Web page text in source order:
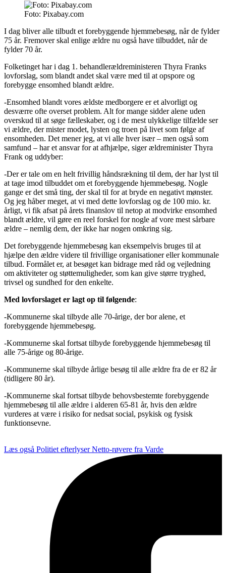
Foto: Pixabay.com
I dag bliver alle tilbudt et forebyggende hjemmebesøg, når de fylder
75 år. Fremover skal enlige ældre nu også have tilbuddet, når de
fylder 70 år.
Folketinget har i dag 1. behandlerældreministeren Thyra Franks
lovforslag, som blandt andet skal være med til at opspore og
forebygge ensomhed blandt ældre.
-Ensomhed blandt vores ældste medborgere er et alvorligt og
desværre ofte overset problem. Alt for mange sidder alene uden
overskud til at søge fælleskaber, og i de mest ulykkelige tilfælde ser
vi ældre, der mister modet, lysten og troen på livet som følge af
ensomheden. Det mener jeg, at vi alle hver især – men også som
samfund – har et ansvar for at afhjælpe, siger ældreminister Thyra
Frank og uddyber:
-Der er tale om en helt frivillig håndsrækning til dem, der har lyst til
at tage imod tilbuddet om et forebyggende hjemmebesøg. Nogle
gange er det små ting, der skal til for at bryde en negativt mønster.
Og jeg håber meget, at vi med dette lovforslag og de 100 mio. kr.
årligt, vi fik afsat på årets finanslov til netop at modvirke ensomhed
blandt ældre, vil gøre en reel forskel for nogle af vore mest sårbare
ældre – nemlig dem, der ikke har nogen omkring sig.
Det forebyggende hjemmebesøg kan eksempelvis bruges til at
hjælpe den ældre videre til frivillige organisationer eller kommunale
tilbud. Formålet er, at besøget kan bidrage med råd og vejledning
om aktiviteter og støttemuligheder, som kan give større tryghed,
trivsel og sundhed for den enkelte.
Med lovforslaget er lagt op til følgende:
-Kommunerne skal tilbyde alle 70-årige, der bor alene, et
forebyggende hjemmebesøg.
-Kommunerne skal fortsat tilbyde forebyggende hjemmebesøg til
alle 75-årige og 80-årige.
-Kommunerne skal tilbyde årlige besøg til alle ældre fra de er 82 år
(tidligere 80 år).
-Kommunerne skal fortsat tilbyde behovsbestemte forebyggende
hjemmebesøg til alle ældre i alderen 65-81 år, hvis den ældre
vurderes at være i risiko for nedsat social, psykisk og fysisk
funktionsevne.
Læs også Politiet efterlyser Netto-røvere fra Varde